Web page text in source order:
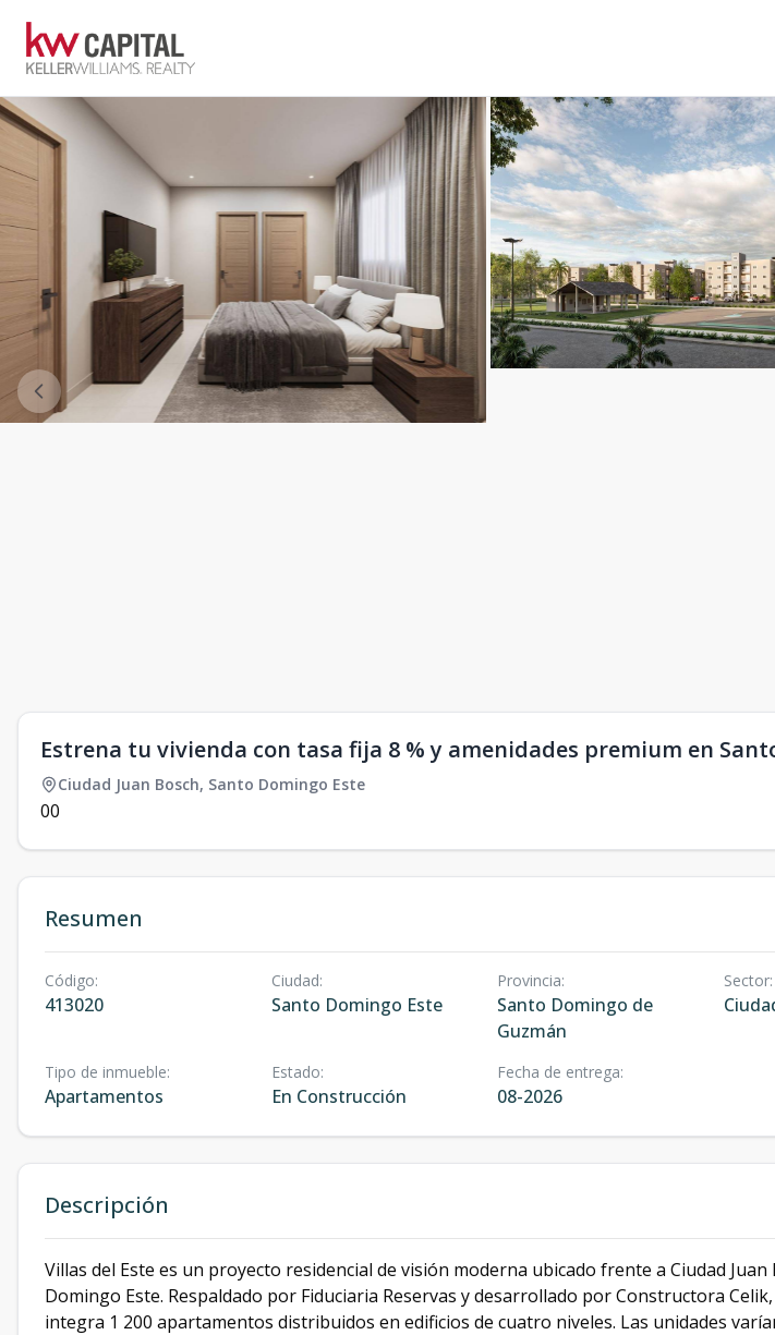
Estrena tu vivienda con tasa fija 8 % y amenidades premium en
Ciudad Juan Bosch, Santo Domingo Este
00
Resumen
Código:
413020
Ciudad:
Santo Domingo Este
Provincia:
Santo Domingo de
Guzmán
Sector:
Tipo de inmueble:
Apartamentos
Estado:
En Construcción
Fecha de entrega:
08-2026
Descripción
Villas del Este es un proyecto residencial de visión moderna ubicado frente a Ciudad Juan
Domingo Este. Respaldado por Fiduciaria Reservas y desarrollado por Constructora
integra 1 200 apartamentos distribuidos en edificios de cuatro niveles. Las unidades